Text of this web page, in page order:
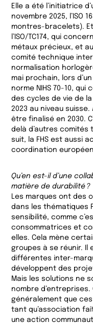
Elle a été l’initiatrice
novembre 2025, l’ISO
montres-bracelets).
l’ISO/TC174, qui
métaux précieux, et au
comité technique
normalisation
mai prochain, lors
norme NIHS 70-10,
des cycles de vie de
2023 au niveau
être finalisé en 2030.
delà d’autres comités
suit, la FHS est aussi
coordination
Qu’en est-il d’une
matière de durabilité ?
Les marques ont
dans les thématiques
sensibilité, comme
consommatrices et
elles. Cela mène
groupes à se réunir. Il
différentes inter-
développent des
Mais les solutions ne
nombre
généralement que
tant qu’association
une action